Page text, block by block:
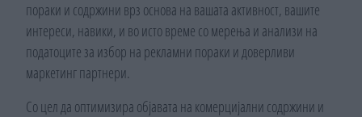
пораки и содржини врз основа на вашата активност, вашите
интереси, навики, и во исто време со мерења и анализи на
податоците за избор на рекламни пораки и доверливи
маркетинг партнери.
Со цел да оптимизира објавата на комерцијални содржини и